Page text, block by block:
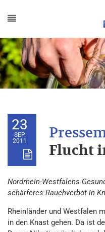
23
SEP.
2011
Flucht
Nordrhein-Westfalens
schärferes Rauchverbot in
Rheinländer und Westfalen
in den Knast gehen. Da ist